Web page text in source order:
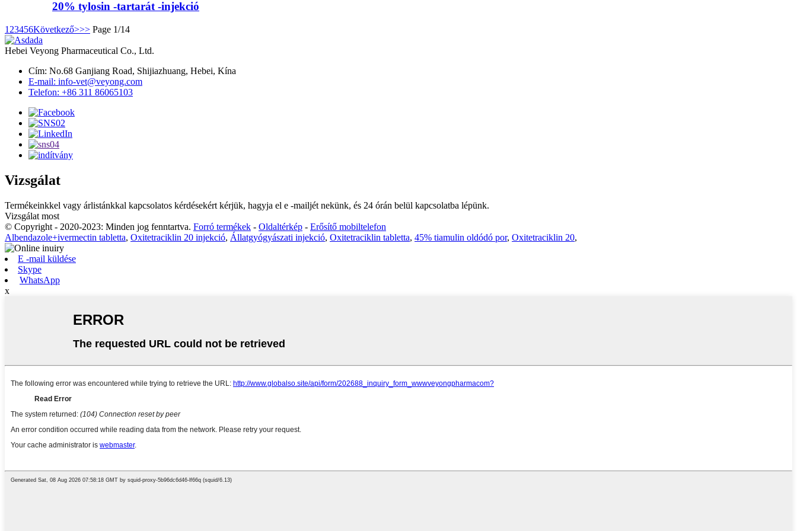
20% tylosin -tartarát -injekció
1 23456Következő>>> Page 1/14
Hebei Veyong Pharmaceutical Co., Ltd.
Cím: No.68 Ganjiang Road, Shijiazhuang, Hebei, Kína
E-mail: info-vet@veyong.com
Telefon: +86 311 86065103
Vizsgálat
Termékeinkkel vagy árlistánkkal kapcsolatos kérdésekért kérjük, hagyja el e -mailjét nekünk, és 24 órán belül kapcsolatba lépünk.
Vizsgálat most
© Copyright - 2020-2023: Minden jog fenntartva. Forró termékek - Oldaltérkép - Erősítő mobiltelefon
Albendazole+ivermectin tabletta, Oxitetraciklin 20 injekció, Állatgyógyászati ​​injekció, Oxitetraciklin tabletta, 45% tiamulin oldódó por, Oxitetraciklin 20,
E -mail küldése
Skype
WhatsApp
x